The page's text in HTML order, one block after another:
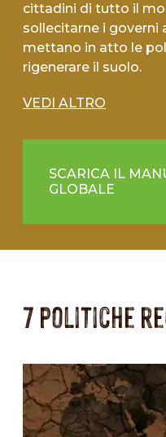
cittadini di tutto il
sollecitarne i governi
mettano in atto le
rigenerare il suolo.
VEDI ALTRO
SCARICA IL
GLOBALE
7 politiche